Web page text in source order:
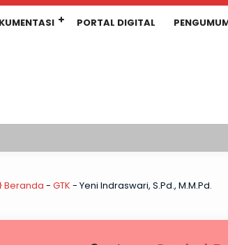
PORTAL DIGITAL
Beranda - GTK - Yeni Indraswari, S.Pd., M.M.Pd.